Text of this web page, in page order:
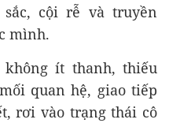
cội rễ và truyền
mình.
ít thanh, thiếu
quan hệ, giao tiếp
rơi vào trạng thái cô